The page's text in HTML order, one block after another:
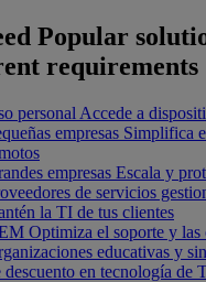
Popular
requirements
personal Accede a
empresas Simplifica
empresas Escala y
de servicios
la TI de tus clientes
Optimiza el soporte y las
educativas y
descuento en tecnología de